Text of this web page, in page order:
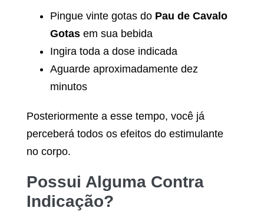
Pingue vinte gotas do Pau de Cavalo
Gotas em sua bebida
Ingira toda a dose indicada
Aguarde aproximadamente dez
minutos
Posteriormente a esse tempo, você já
perceberá todos os efeitos do estimulante
no corpo.
Possui Alguma Contra
Indicação?